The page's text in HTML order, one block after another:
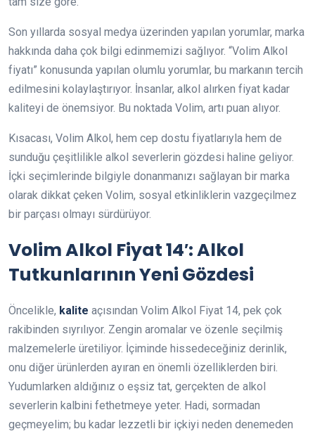
Son yıllarda sosyal medya üzerinden yapılan yorumlar, marka
hakkında daha çok bilgi edinmemizi sağlıyor. “Volim Alkol
fiyatı” konusunda yapılan olumlu yorumlar, bu markanın tercih
edilmesini kolaylaştırıyor. İnsanlar, alkol alırken fiyat kadar
kaliteyi de önemsiyor. Bu noktada Volim, artı puan alıyor.
Kısacası, Volim Alkol, hem cep dostu fiyatlarıyla hem de
sunduğu çeşitlilikle alkol severlerin gözdesi haline geliyor.
İçki seçimlerinde bilgiyle donanmanızı sağlayan bir marka
olarak dikkat çeken Volim, sosyal etkinliklerin vazgeçilmez
bir parçası olmayı sürdürüyor.
Volim Alkol Fiyat 14′: Alkol
Tutkunlarının Yeni Gözdesi
Öncelikle, kalite açısından Volim Alkol Fiyat 14, pek çok
rakibinden sıyrılıyor. Zengin aromalar ve özenle seçilmiş
malzemelerle üretiliyor. İçiminde hissedeceğiniz derinlik,
onu diğer ürünlerden ayıran en önemli özelliklerden biri.
Yudumlarken aldığınız o eşsiz tat, gerçekten de alkol
severlerin kalbini fethetmeye yeter. Hadi, sormadan
geçmeyelim; bu kadar lezzetli bir içkiyi neden denemeden